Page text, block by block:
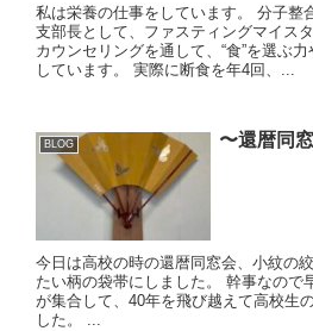
私は栄養の仕事をしています。 分子整
支部長として、ファスティングマイス
カウンセリングを通して、“食”を選ぶ
しています。 実際に断食を年4回、...
BLOG 〜還暦同
今日は高校の時の還暦同窓会、小紋の
たい柄の袋帯にしました。 幹事なので
が集合して、40年を飛び越えて高校生
した。 ...